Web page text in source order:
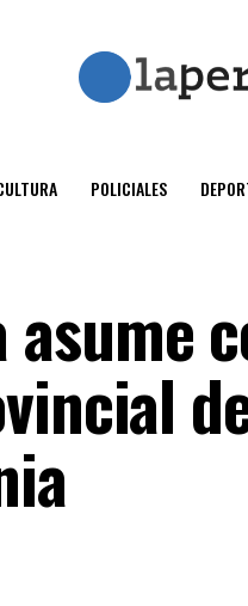
POLICIALES
asume